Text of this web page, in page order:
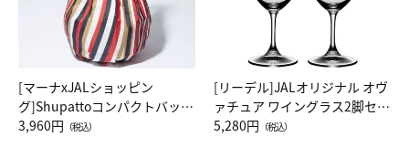
[マーナxJALショッピン
グ]Shupattoコンパクトバッグ
Drop JAL客室乗務員（LC）ス
3,960円 （税込）
[リーデル]JALオリジナル オヴ
ァチュア ワイングラス2脚セッ
ト（レッドワイン）
5,280円 （税込）